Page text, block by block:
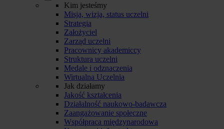
Kim jesteśmy
Misja, wizja, status uczelni
Strategia
Założyciel
Zarząd uczelni
Pracownicy akademiccy
Struktura uczelni
Medale i odznaczenia
Wirtualna Uczelnia
Jak działamy
Jakość kształcenia
Działalność naukowo-badawcza
Zaangażowanie społeczne
Współpraca międzynarodowa